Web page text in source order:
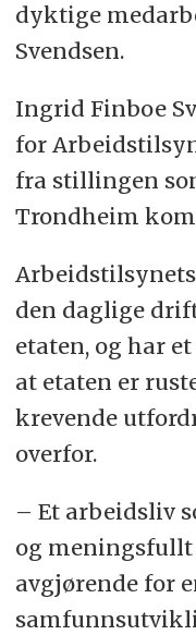
dyktige
Svendsen.
Ingrid Finboe
for
fra stillingen
Trondheim
den daglige
etaten, og har
at etaten er
krevende
overfor.
– Et arbeidsliv
og meningsfullt
avgjørende for